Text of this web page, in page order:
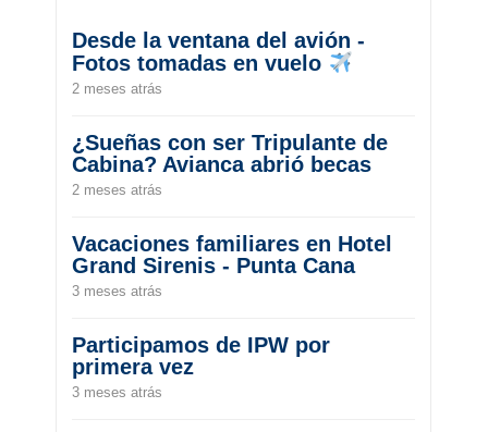
Desde la ventana del avión -
Fotos tomadas en vuelo
2 meses atrás
¿Sueñas con ser Tripulante de
Cabina? Avianca abrió becas
2 meses atrás
Vacaciones familiares en Hotel
Grand Sirenis - Punta Cana
3 meses atrás
Participamos de IPW por
primera vez
3 meses atrás